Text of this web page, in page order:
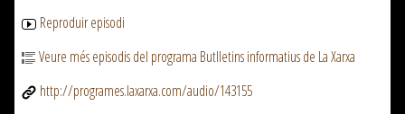
Reproduir episodi
Veure més episodis del programa Butlletins informatius de La Xarxa
http://programes.laxarxa.com/audio/143155